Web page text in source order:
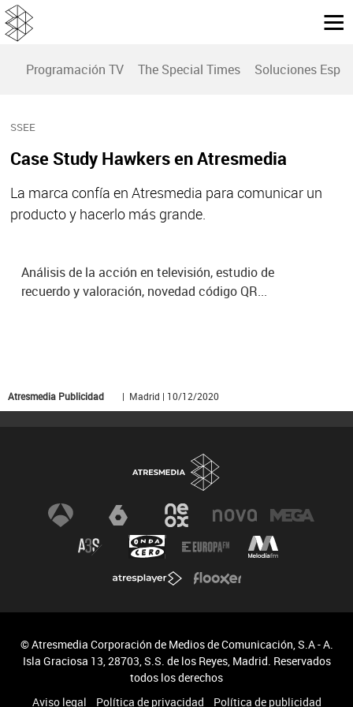
Programación TV The Special Times Soluciones
SSEE
Case Study Hawkers en Atresmedia
La marca confía en Atresmedia para comunicar un
producto y hacerlo más grande.
Análisis de la acción en televisión, estudio de
recuerdo y valoración, novedad código QR...
Atresmedia Publicidad | Madrid | 10/12/2020
© Atresmedia Corporación de Medios de Comunicación, S.A - A.
Isla Graciosa 13, 28703, S.S. de los Reyes, Madrid. Reservados
todos los derechos
Aviso legal
Política de privacidad Política de publicidad